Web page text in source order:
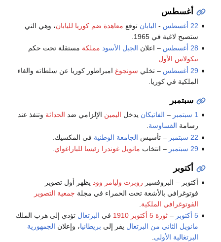
أغسطس
22 أغسطس - اليابان توقع معاهدة ضم كوريا لليابان، وهي التي
ستصبح لاغية في 1965.
28 أغسطس
– اعلان الجبل الأسود مملكة مستقلة تحت حكم
نيكولاس الأول.
29 أغسطس
– تخلي سونجوغ امبراطور كوريا عن سلطاته والغاء
الملكية في كوريا.
سبتمبر
1 سبتمبر – الفاتيكان يدخل اليمين الإلزامي ضد الحداثة وتنفذ عند
رسامة القساوسة.
22 سبتمبر
– تأسيس الجامعة الوطنية في المكسيك.
29 سبتمبر
– انتخاب مانويل غوندرا رئيسا للباراغواي.
أكتوبر
أكتوبر – البروفسير روبرت وليامز وود يظهر أول تصوير
فوتوغرافي بالأشعة تحت الحمراء في مجلة جمعية التصوير
الفوتوغرافي الملكية
5 أكتوبر
–ثورة 5 أكتوبر 1910 في البرتغال تؤدي إلى هرب الملك
مانويل الثاني من البرتغال يفر إلى بريطانيا، وإعلان الجمهورية
البرتغالية الأولى.